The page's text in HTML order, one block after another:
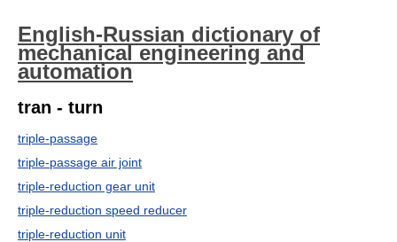
English-Russian dictionary of
mechanical engineering and
automation
tran - turn
triple-passage
triple-passage air joint
triple-reduction gear unit
triple-reduction speed reducer
triple-reduction unit